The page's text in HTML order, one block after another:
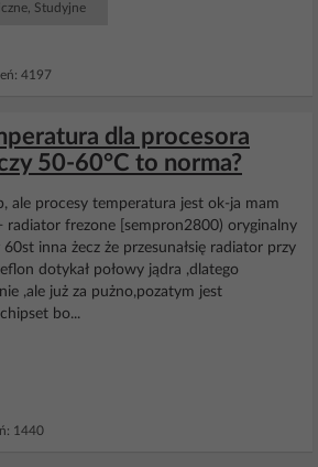
Studyjne
4197
dla procesora
50-60°C to norma?
ale procesy temperatura jest ok-ja mam
radiator frezone [sempron2800) oryginalny
inna żecz że przesunałsię radiator przy
dotykał połowy jądra ,dlatego
,ale już za pużno,pozatym jest
bo...
1440